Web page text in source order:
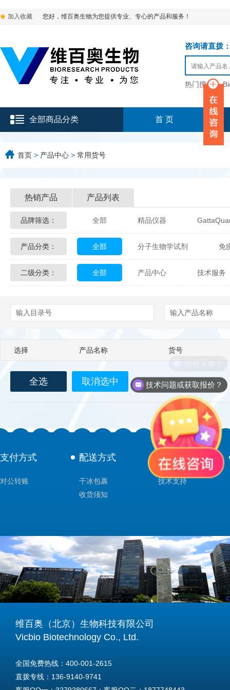
加入收藏 您好，维百奥生物为您提供专业、专心的产品和服务！
咨询请直拨
热门搜索：
全部商品分类 首 页
首页 > 产品中心 > 常用货号
热销产品 产品列表
品牌筛选： 全部 精品仪器
Glycon Biochem Sterlitech
Echelon Biosciences Verichem
Biotez Berlin Diametra
Berry & Associates Zedira
LGC Maine Standards Biolife
Abbexa AbD Serotec
产品分类： 全部 分子生物学试剂 免
化学及生物化学试剂 材料学试剂
二级分类： 全部 产品中心 技术服务
选择 产品名称 货号
全选 取消选中
支付方式
对公转账
配送方式
干冰包裹
收货须知
售后服务
技术支持
维百奥（北京）生物科技有限公司
Vicbio Biotechnology Co., Ltd.
全国免费热线：400-001-2615
直拨专线：136-9140-9741
技术问题或获取报价？
如何下单？